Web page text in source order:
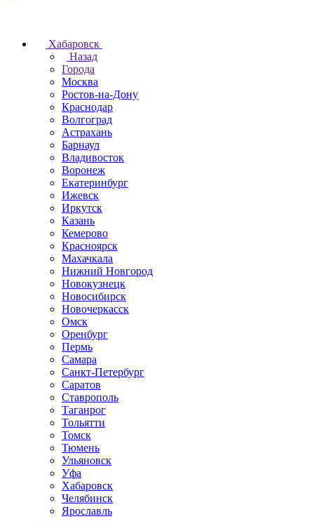
Хабаровск
Назад
Города
Москва
Ростов-на-Дону
Краснодар
Волгоград
Астрахань
Барнаул
Владивосток
Воронеж
Екатеринбург
Ижевск
Иркутск
Казань
Кемерово
Красноярск
Махачкала
Нижний Новгород
Новокузнецк
Новосибирск
Новочеркаcск
Омск
Оренбург
Пермь
Самара
Санкт-Петербург
Саратов
Ставрополь
Таганрог
Тольятти
Томск
Тюмень
Ульяновск
Уфа
Хабаровск
Челябинск
Ярославль